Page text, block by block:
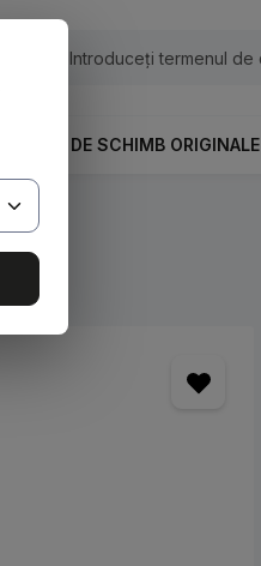
PIESE DE SCHIMB ORIGINALE